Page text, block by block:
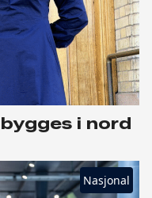
i nord
Nasjonal